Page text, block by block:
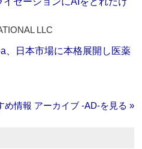
LLC
、日本市場に本格展開し医薬
め情報 アーカイブ ‐AD‐を見る »